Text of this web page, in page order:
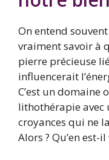
On entend
vraiment savoir à
pierre précieuse
influencerait
C’est un domaine
lithothérapie avec
croyances qui ne
Alors ? Qu’en est-